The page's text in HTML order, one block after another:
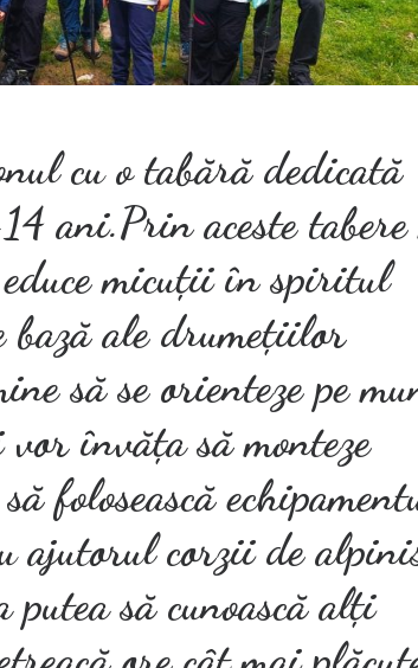
cu o tabără dedicată
ani.Prin aceste tabere
educe micuții în spiritul
bază ale drumețiilor
să se orienteze pe
învăța să monteze
folosească
ajutorul corzii de
să cunoască alți